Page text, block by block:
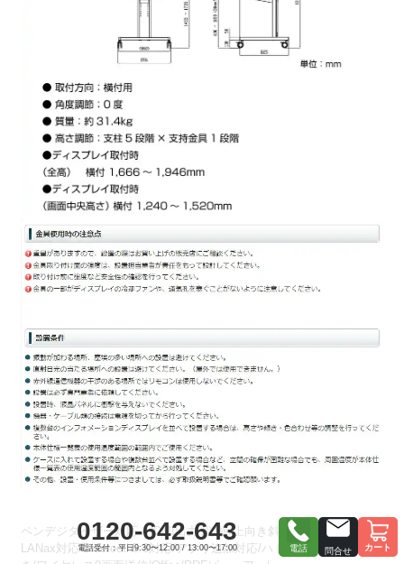
ペンデジタイザー対応 /HDMI出力 縦/横/上向き斜め設置対応無線
LANax対応/Bluetooth5.3対応/アプリ追加対応/ハドルミ－ティング向
0120-642-643
電話受付：平日9:30〜12:00 / 13:00〜17:00 電話 問合せ カート